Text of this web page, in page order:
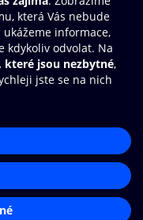
O2 Knihovna
své e-knihy a
a pohodlněji.